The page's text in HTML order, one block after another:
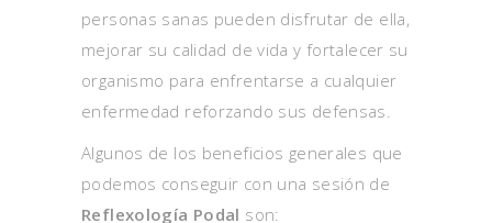
personas sanas pueden disfrutar de ella,
mejorar su calidad de vida y fortalecer su
organismo para enfrentarse a cualquier
enfermedad reforzando sus defensas.
Algunos de los beneficios generales que
podemos conseguir con una sesión de
Reflexología Podal son: